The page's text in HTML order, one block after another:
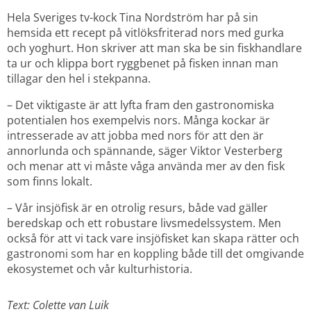
Hela Sveriges tv-kock Tina Nordström har på sin
hemsida ett recept på vitlöksfriterad nors med gurka
och yoghurt. Hon skriver att man ska be sin fiskhandlare
ta ur och klippa bort ryggbenet på fisken innan man
tillagar den hel i stekpanna.
– Det viktigaste är att lyfta fram den gastronomiska
potentialen hos exempelvis nors. Många kockar är
intresserade av att jobba med nors för att den är
annorlunda och spännande, säger Viktor Vesterberg
och menar att vi måste våga använda mer av den fisk
som finns lokalt.
– Vår insjöfisk är en otrolig resurs, både vad gäller
beredskap och ett robustare livsmedelssystem. Men
också för att vi tack vare insjöfisket kan skapa rätter och
gastronomi som har en koppling både till det omgivande
ekosystemet och vår kulturhistoria.
Text: Colette van Luik